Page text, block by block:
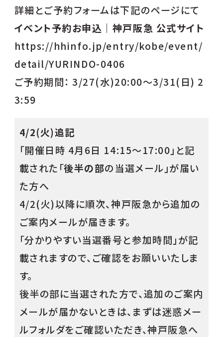
詳細とご予約フォームは下記のページにて
イベント予約お申込｜神戸阪急 公式サイト
https://hhinfo.jp/entry/kobe/event/
detail/YURINDO-0406
ご予約期間： 3/27(水)20:00～3/31(日) 2
3:59
4/2(火)追記
「開催日時 4月6日 14:15～17:00」と記
載された「後半の部の当選メール」が届い
た方へ
4/2(火)以降に順次、神戸阪急から追加の
ご案内メールが届きます。
「分かりやすい当選番号と参加時間」が記
載されますので、ご確認をお願いいたしま
す。
後半の部に当選された方で、追加のご案内
メールが届かないときは、まずは迷惑メー
ルフォルダをご確認いただき、神戸阪急へ